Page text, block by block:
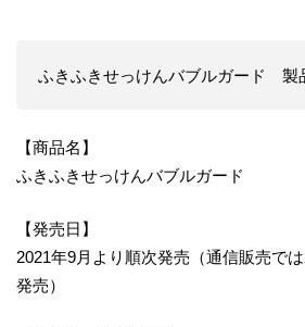
ふきふきせっけんバブルガード 製
【商品名】
ふきふきせっけんバブルガード
【発売日】
2021年9月より順次発売（通信販売で
発売）